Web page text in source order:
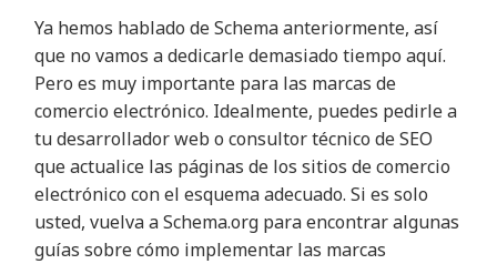
Ya hemos hablado de Schema anteriormente, así
que no vamos a dedicarle demasiado tiempo aquí.
Pero es muy importante para las marcas de
comercio electrónico. Idealmente, puedes pedirle a
tu desarrollador web o consultor técnico de SEO
que actualice las páginas de los sitios de comercio
electrónico con el esquema adecuado. Si es solo
usted, vuelva a Schema.org para encontrar algunas
guías sobre cómo implementar las marcas